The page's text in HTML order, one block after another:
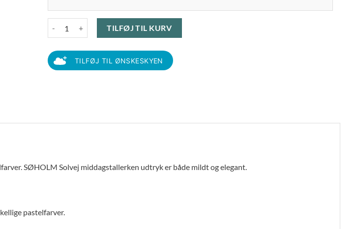
TILFØJ TIL KURV
TILFØJ TIL ØNSKESKYEN
SØHOLM Solvej middagstallerken udtryk er både mildt og elegant.
pastelfarver.